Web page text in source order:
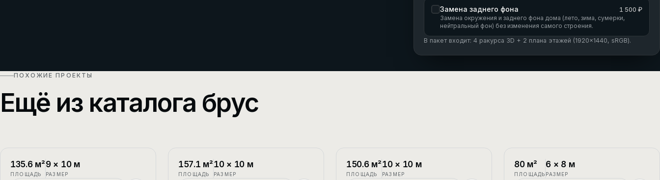
Замена заднего фона 1 500 ₽
Замена окружения и заднего фона дома (лето, зима, сумерки,
нейтральный фон) без изменения самого строения.
В пакет входит: 4 ракурса 3D + 2 плана этажей (1920×1440, sRGB).
ПОХОЖИЕ ПРОЕКТЫ
Ещё из каталога брус
П-1
135.6м²
ПЛОЩАДЬ
9× 10м
РАЗМЕР
П-2
157.1 м²
ПЛОЩАДЬ
10× 10 м
РАЗМЕР
П-3
150.6м²
ПЛОЩАДЬ
10× 10 м
РАЗМЕР
П-4
80м²
ПЛОЩАДЬ
6 × 8 м
РАЗМЕР